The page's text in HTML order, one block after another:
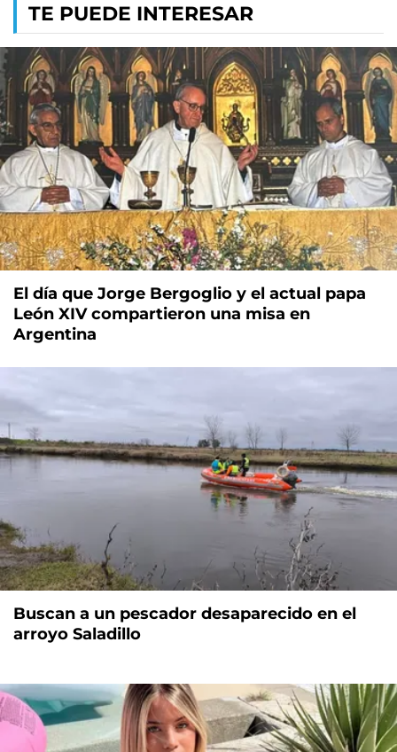
TE PUEDE INTERESAR
El día que Jorge Bergoglio y el actual papa
León XIV compartieron una misa en
Argentina
Buscan a un pescador desaparecido en el
arroyo Saladillo